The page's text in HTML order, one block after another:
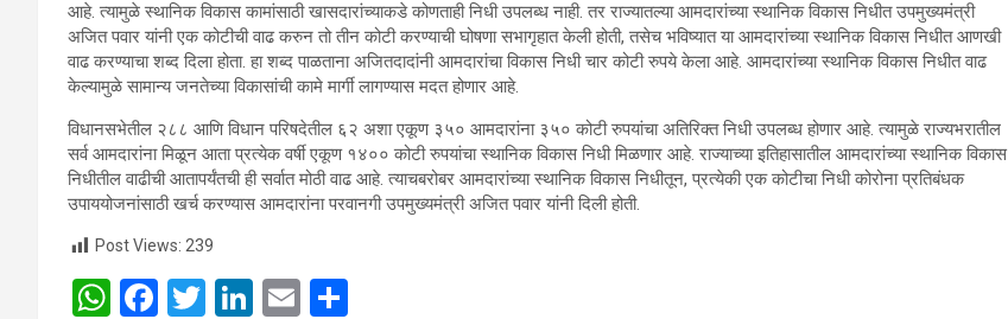
आहे. त्यामुळे स्थानिक विकास कामांसाठी खासदारांच्याकडे कोणताही निधी उपलब्ध नाही. तर राज्यातल्या आमदारांच्या स्थानिक विकास निधीत उपमुख्यमंत्री
अजित पवार यांनी एक कोटीची वाढ करुन तो तीन कोटी करण्याची घोषणा सभागृहात केली होती, तसेच भविष्यात या आमदारांच्या स्थानिक विकास निधीत आणखी
वाढ करण्याचा शब्द दिला होता. हा शब्द पाळताना अजितदादांनी आमदारांचा विकास निधी चार कोटी रुपये केला आहे. आमदारांच्या स्थानिक विकास निधीत वाढ
केल्यामुळे सामान्य जनतेच्या विकासांची कामे मार्गी लागण्यास मदत होणार आहे.
विधानसभेतील २८८ आणि विधान परिषदेतील ६२ अशा एकूण ३५० आमदारांना ३५० कोटी रुपयांचा अतिरिक्त निधी उपलब्ध होणार आहे. त्यामुळे राज्यभरातील
सर्व आमदारांना मिळून आता प्रत्येक वर्षी एकूण १४०० कोटी रुपयांचा स्थानिक विकास निधी मिळणार आहे. राज्याच्या इतिहासातील आमदारांच्या स्थानिक विकास
निधीतील वाढीची आतापर्यंतची ही सर्वात मोठी वाढ आहे. त्याचबरोबर आमदारांच्या स्थानिक विकास निधीतून, प्रत्येकी एक कोटीचा निधी कोरोना प्रतिबंधक
उपाययोजनांसाठी खर्च करण्यास आमदारांना परवानगी उपमुख्यमंत्री अजित पवार यांनी दिली होती.
Post Views: 239
W F
T
Li
E